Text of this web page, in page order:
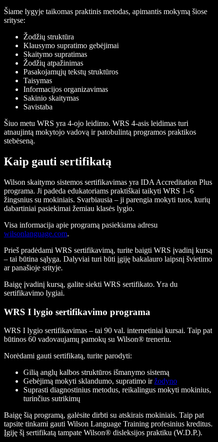
Šiame lygyje taikomas praktinis metodas, apimantis mokymą šiose
srityse:
Žodžių struktūra
Klausymo supratimo gebėjimai
Skaitymo supratimas
Žodžių atpažinimas
Pasakojamųjų tekstų struktūros
Taisymas
Informacijos organizavimas
Sakinio skaitymas
Savistaba
Šiuo metu WRS yra 4-ojo leidimo. WRS 4-asis leidimas turi
atnaujintą mokytojo vadovą ir patobulintą programos praktikos
stebėseną.
Kaip gauti sertifikatą
Wilson skaitymo sistemos sertifikavimas yra IDA Accreditation Plus
programa. Ji padeda edukatoriams praktiškai taikyti WRS 1–6
žingsnius su mokiniais. Svarbiausia – ji parengia mokyti tuos, kurių
dabartiniai pasiekimai žemiau klasės lygio.
Visa informacija apie programą pasiekiama adresu
wilsonlanguage.com.
Prieš pradėdami WRS sertifikavimą, turite baigti WRS įvadinį kursą
– tai būtina sąlyga. Dalyviai turi būti įgiję bakalauro laipsnį švietimo
ar panašioje srityje.
Baigę įvadinį kursą, galite siekti WRS sertifikato. Yra du
sertifikavimo lygiai.
WRS I lygio sertifikavimo programa
WRS I lygio sertifikavimas – tai 90 val. internetiniai kursai. Taip pat
būtinos 60 vadovaujamų pamokų su Wilson® treneriu.
Norėdami gauti sertifikatą, turite parodyti:
Gilią anglų kalbos struktūros išmanymo sistemą
Gebėjimą mokyti sklandumo, supratimo iržodyno
Suprasti diagnostinius metodus, reikalingus mokyti mokinius,
turinčius sutrikimų
Baigę šią programą, galėsite dirbti su atskirais mokiniais. Taip pat
tapsite tinkami gauti Wilson Language Training profesinius kreditus.
Įgiję šį sertifikatą tampate Wilson® disleksijos praktiku (W.D.P.).